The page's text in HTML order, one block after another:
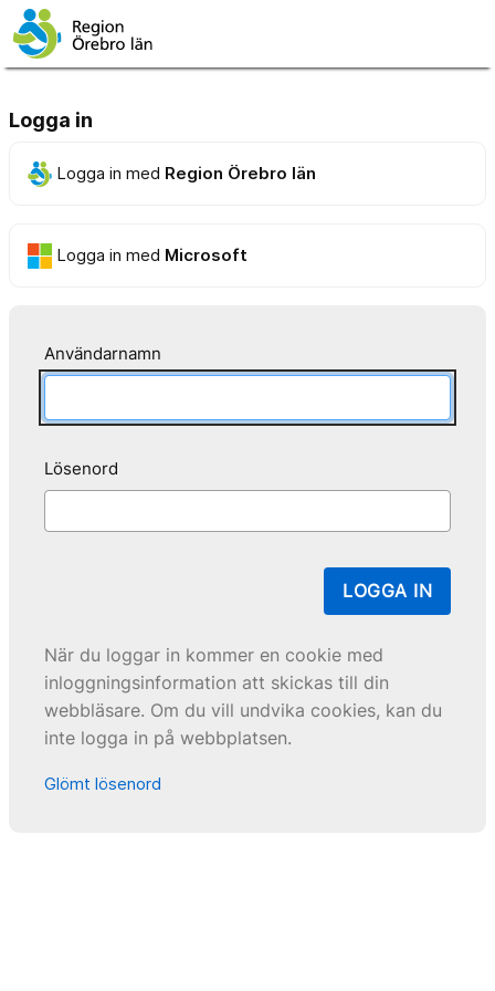
Logga in
Logga in med Region Örebro län
Logga in med Microsoft
Användarnamn
Lösenord
LOGGA IN
När du loggar in kommer en cookie med
inloggningsinformation att skickas till din
webbläsare. Om du vill undvika cookies, kan du
inte logga in på webbplatsen.
Glömt lösenord